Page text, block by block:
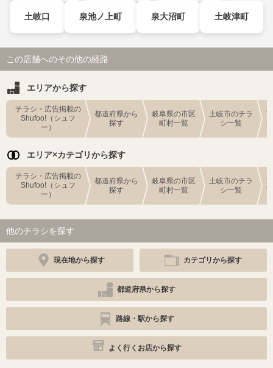
土岐口 泉池ノ上町 泉大沼町 土岐津町
この店舗へのその他の経路
エリアから探す
チラシ・広告掲載の
Shufoo!（シュフ
ー）
都道府県から
探す
岐阜県の市区
町村一覧
土岐市のチラ
シ一覧
エリア×カテゴリから探す
チラシ・広告掲載の
Shufoo!（シュフ
ー）
都道府県から
探す
岐阜県の市区
町村一覧
土岐市のチラ
シ一覧
他のチラシを探す
現在地から探す カテゴリから探す
都道府県から探す
路線・駅から探す
よく行くお店から探す